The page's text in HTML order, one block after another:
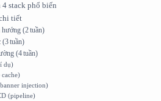
4 stack phổ biến
tiết
(2 tuần)
(3 tuần)
(4 tuần)
dụ)
injection)
(pipeline)